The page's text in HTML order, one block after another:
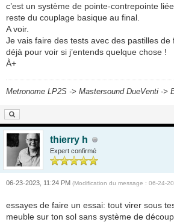
c’est un système de pointe-contrepointe
reste du couplage basique au final.
A voir.
Je vais faire des tests avec des pastilles de
déjà pour voir si j’entends quelque chose !
À+
Metronome LP2S -> Mastersound DueVenti ->
thierry h
Expert confirmé
06-23-2023, 11:24 PM (Modification du message : 06-24-
essayes de faire un essai: tout virer sous
meuble sur ton sol sans système de